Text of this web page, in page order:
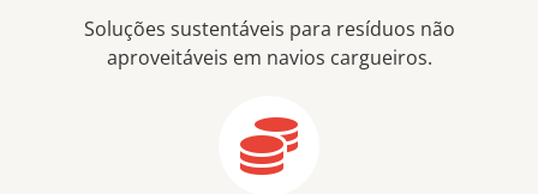
Soluções sustentáveis para resíduos não
aproveitáveis em navios cargueiros.